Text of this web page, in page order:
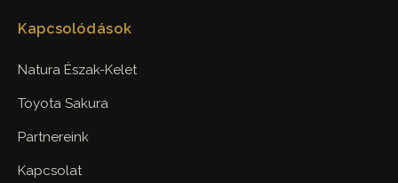
Kapcsolódások
Natura Észak-Kelet
Toyota Sakura
Partnereink
Kapcsolat